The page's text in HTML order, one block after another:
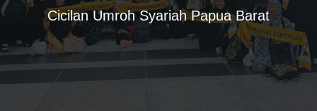
Cicilan Umroh Syariah Papua Barat